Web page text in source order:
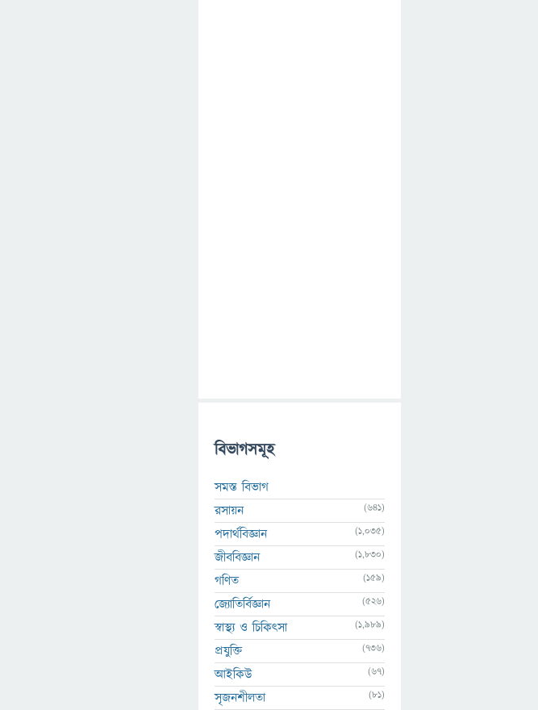
বিভাগসমূহ
সমস্ত বিভাগ
রসায়ন
(641)
পদার্থবিজ্ঞান (1,035)
জীববিজ্ঞান (1,830)
গণিত (159)
জ্যোতির্বিজ্ঞান (526)
স্বাস্থ্য ও চিকিৎসা (1,989)
প্রযুক্তি (736)
আইকিউ (67)
সৃজনশীলতা (81)